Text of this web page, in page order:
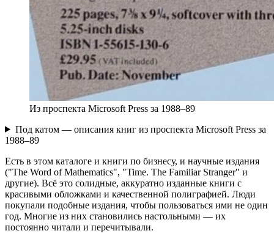
Из проспекта Microsoft Press за 1988–89
Под катом — описания книг из проспекта Microsoft Press за
1988–89
Есть в этом каталоге и книги по бизнесу, и научные издания
("The Word of Mathematics", "Time. The Familiar Stranger" и
другие). Всё это солидные, аккуратно изданные книги с
красивыми обложками и качественной полиграфией. Люди
покупали подобные издания, чтобы пользоваться ими не один
год. Многие из них становились настольными — их
постоянно читали и перечитывали.